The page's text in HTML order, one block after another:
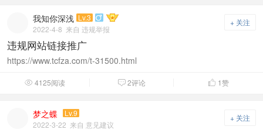
+ 关注
我知你深浅 Lv.3 
2022-4-8 来自 违规举报
违规网站链接推广
https://www.tcfza.com/t-31500.html
 4125阅读  2评论  1赞
+ 关注
梦之蝶
Lv.9
2022-3-22 来自 意见建议